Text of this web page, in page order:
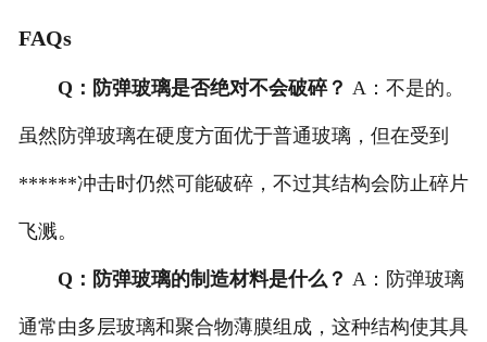
FAQs
Q：防弹玻璃是否绝对不会破碎？ A：不是的。
虽然防弹玻璃在硬度方面优于普通玻璃，但在受到
******冲击时仍然可能破碎，不过其结构会防止碎片
飞溅。
Q：防弹玻璃的制造材料是什么？ A：防弹玻璃
通常由多层玻璃和聚合物薄膜组成，这种结构使其具